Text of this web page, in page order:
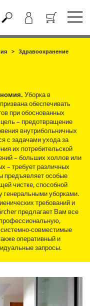
Здравоохранение
Уборка в
обеспечивать
при обоснованных
– предотвращение
внутрибольничных
с задачами ухода за
их потребительской
– больших холлов или
– требует различных
предъявляет особые
чистке, способной
генеральными уборками.
требований и
предлагает Вам все
совместимые
оперативный и
запросы.